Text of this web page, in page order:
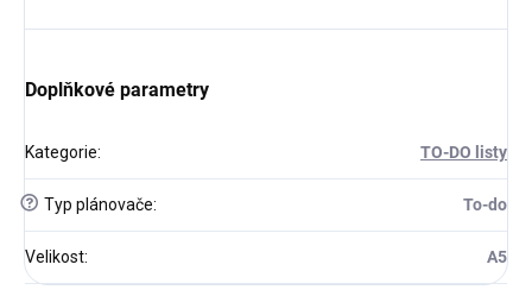
Doplňkové parametry
Kategorie: TO-DO listy
? Typ plánovače: To-do
Velikost: A5